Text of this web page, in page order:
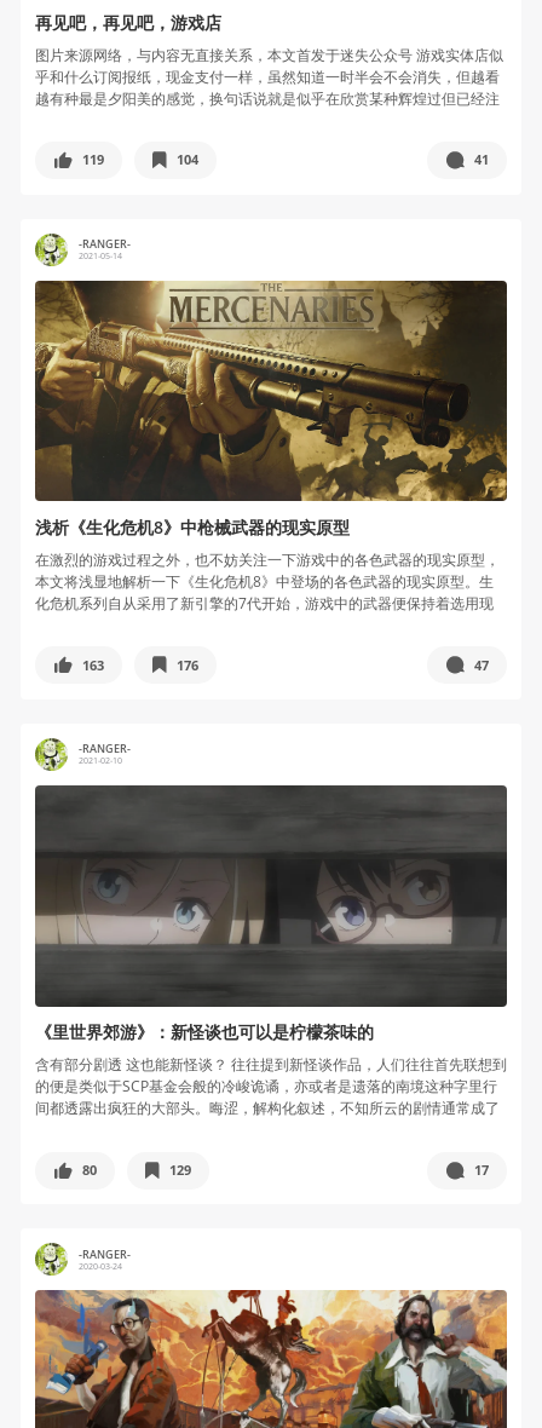
再见吧，再见吧，游戏店
图片来源网络，与内容无直接关系，本文首发于迷失公众号 游戏实体店似
乎和什么订阅报纸，现金支付一样，虽然知道一时半会不会消失，但越看
越有种最是夕阳美的感觉，换句话说就是似乎在欣赏某种辉煌过但已经注
119 104 41
-RANGER-
2021-05-14
浅析《生化危机8》中枪械武器的现实原型
在激烈的游戏过程之外，也不妨关注一下游戏中的各色武器的现实原型，
本文将浅显地解析一下《生化危机8》中登场的各色武器的现实原型。生
化危机系列自从采用了新引擎的7代开始，游戏中的武器便保持着选用现
163 176 47
-RANGER-
2021-02-10
《里世界郊游》：新怪谈也可以是柠檬茶味的
含有部分剧透 这也能新怪谈？ 往往提到新怪谈作品，人们往往首先联想到
的便是类似于SCP基金会般的冷峻诡谲，亦或者是遗落的南境这种字里行
间都透露出疯狂的大部头。晦涩，解构化叙述，不知所云的剧情通常成了
80 129 17
-RANGER-
2020-03-24